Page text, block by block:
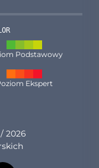
Podstawowy
Ekspert
2026